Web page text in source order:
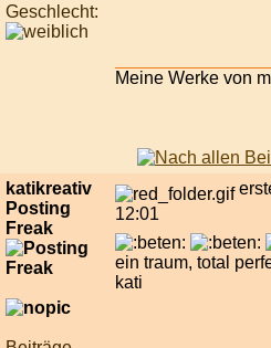
Geschlecht:
Meine Werke von
katikreativ
Posting
Freak
12:01
ein traum, total
kati